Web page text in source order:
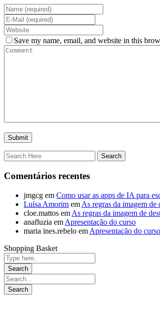
Save my name, email, and website in this
Comentários recentes
jmgcg em Como usar as apps de IA para
Luísa Amorim em As regras da imagem de
cloe.mattos em As regras da imagem de
anafluzia em Apresentação do curso
maria ines.rebelo em Apresentação do curso
Shopping Basket